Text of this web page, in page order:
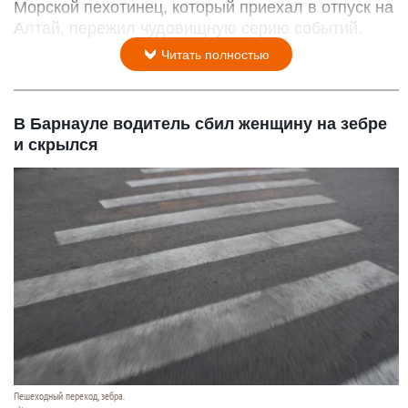
Морской пехотинец, который приехал в отпуск на
Алтай, пережил чудовищную серию событий.
Читать полностью
В Барнауле водитель сбил женщину на зебре
и скрылся
Пешеходный переход, зебра.